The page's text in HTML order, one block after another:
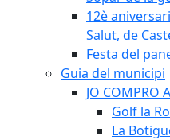
12è
Salut, de
Festa del
Guia del municipi
JO COMPRO
Golf la
La